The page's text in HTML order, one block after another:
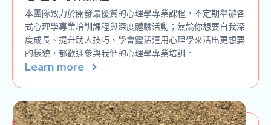
本團隊致力於開發最優質的心理學專業課程，不定期舉辦各
式心理學專業培訓課程與深度體驗活動；無論你想要自我深
度成長、提升助人技巧、學會靈活運用心理學來活出更想要
的樣貌，都歡迎參與我們的心理學專業培訓。
Learn more